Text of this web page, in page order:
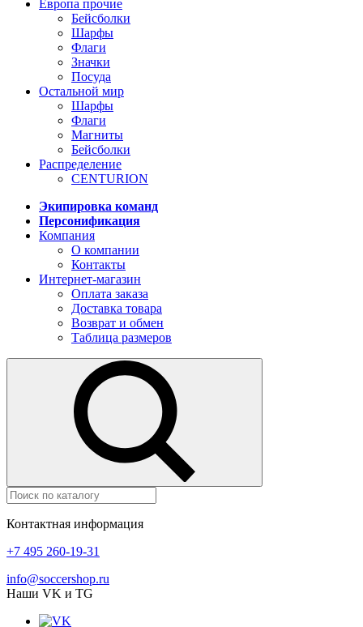
Европа прочие
Бейсболки
Шарфы
Флаги
Значки
Посуда
Остальной мир
Шарфы
Флаги
Магниты
Бейсболки
Распределение
CENTURION
Экипировка команд
Персонификация
Компания
О компании
Контакты
Интернет-магазин
Оплата заказа
Доставка товара
Возврат и обмен
Таблица размеров
Контактная информация
+7 495 260-19-31
info@soccershop.ru
Наши VK и TG